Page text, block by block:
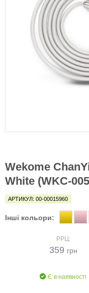
Wekome
White (WKC-
АРТИКУЛ: 00-00015960
Інші кольори:
РРЦ:
359 грн
Є в наявності